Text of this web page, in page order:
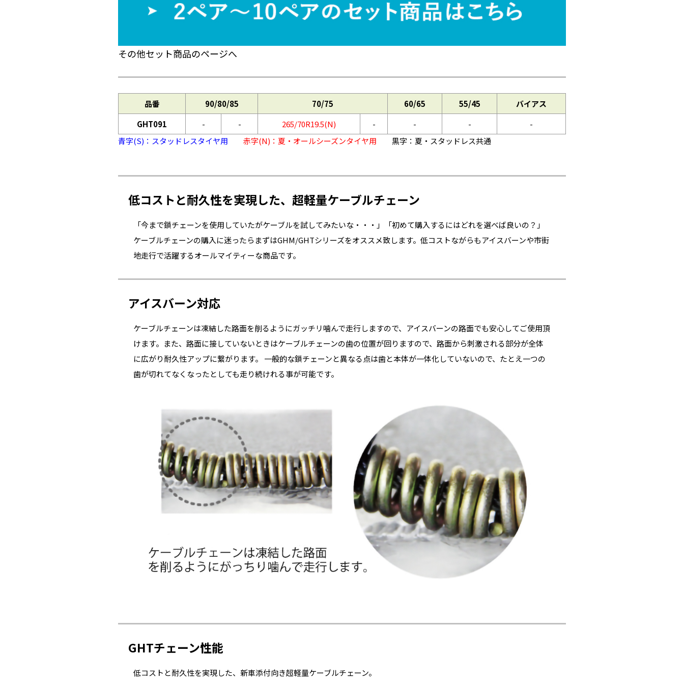
その他セット商品のページへ
品番 90/80/85 70/75 60/65 55/45
バイアス
GHT091
- - 265/70R19.5(N) - - -
-
青字(S)：スタッドレスタイヤ用
赤字(N)：夏・オールシーズンタイヤ用 黒字：夏・スタッドレス共通
低コストと耐久性を実現した、超軽量ケーブルチェーン
「今まで鎖チェーンを使用していたがケーブルを試してみたいな・・・」「初めて購入するにはどれを選べば良いの？」
ケーブルチェーンの購入に迷ったらまずはGHM/GHTシリーズをオススメ致します。低コストながらもアイスバーンや市街
地走行で活躍するオールマイティーな商品です。
アイスバーン対応
ケーブルチェーンは凍結した路面を削るようにガッチリ噛んで走行しますので、アイスバーンの路面でも安心してご使用頂
けます。また、路面に接していないときはケーブルチェーンの歯の位置が回りますので、路面から刺激される部分が全体
に広がり耐久性アップに繋がります。 一般的な鎖チェーンと異なる点は歯と本体が一体化していないので、たとえ一つの
歯が切れてなくなったとしても走り続けれる事が可能です。
GHTチェーン性能
低コストと耐久性を実現した、新車添付向き超軽量ケーブルチェーン。